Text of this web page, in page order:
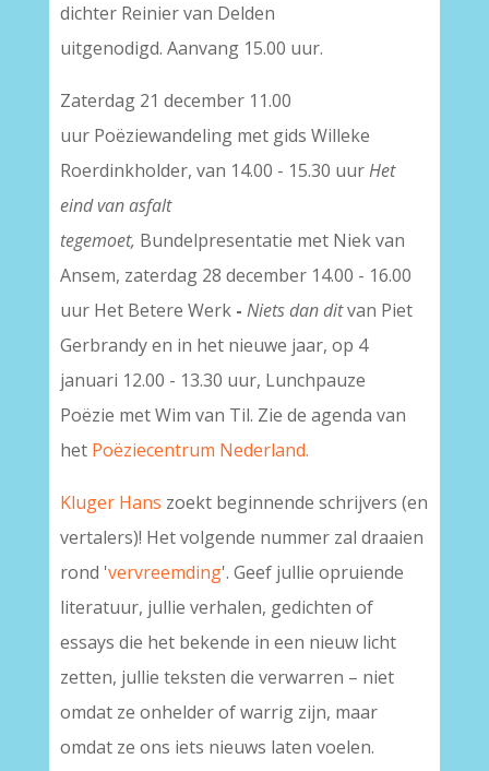
dichter Reinier van Delden
uitgenodigd. Aanvang 15.00 uur.
Zaterdag 21 december 11.00
uur Poëziewandeling met gids Willeke
Roerdinkholder, van 14.00 - 15.30 uurHet
eind van asfalt
tegemoet, Bundelpresentatie met Niek van
Ansem, zaterdag 28 december 14.00 - 16.00
uur Het Betere Werk- Niets dan ditvan Piet
Gerbrandy en in het nieuwe jaar, op 4
januari 12.00 - 13.30 uur, Lunchpauze
Poëzie met Wim van Til. Zie de agenda van
het Poëziecentrum Nederland.
Kluger Hans zoekt beginnende schrijvers (en
vertalers)! Het volgende nummer zal draaien
rond 'vervreemding'. Geef jullie opruiende
literatuur, jullie verhalen, gedichten of
essays die het bekende in een nieuw licht
zetten, jullie teksten die verwarren – niet
omdat ze onhelder of warrig zijn, maar
omdat ze ons iets nieuws laten voelen.